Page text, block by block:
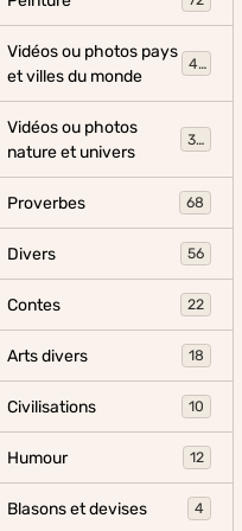
Vidéos ou photos pays
et villes du monde
454
Vidéos ou photos
nature et univers
325
Proverbes 68
Divers 56
Contes 22
Arts divers 18
Civilisations 10
Humour 12
Blasons et devises 4